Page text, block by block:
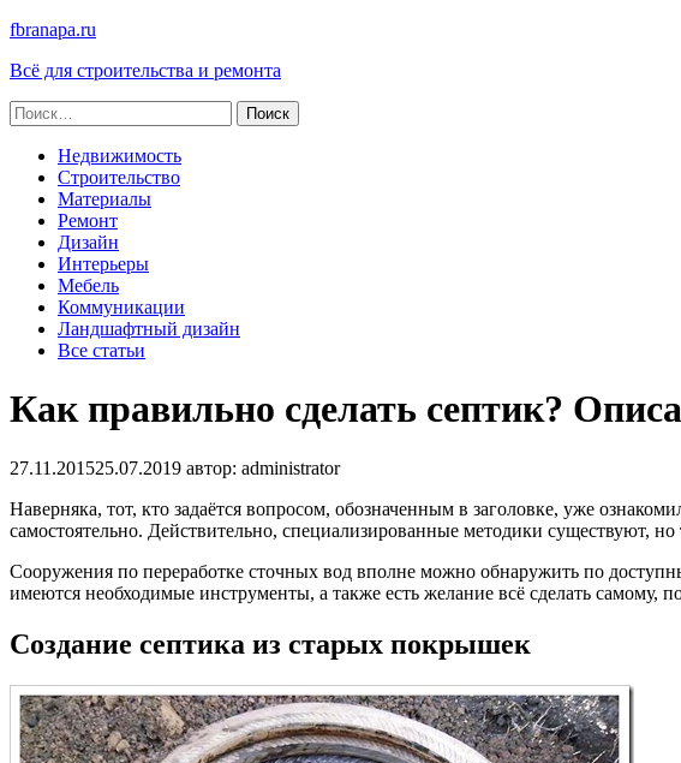
fbranapa.ru
Всё для строительства и ремонта
Найти:
Недвижимость
Строительство
Материалы
Ремонт
Дизайн
Интерьеры
Мебель
Коммуникации
Ландшафтный дизайн
Все статьи
Как правильно сделать септик?
27.11.201525.07.2019 автор: administrator
Наверняка, тот, кто задаётся вопросом, обозначенным в заголовке, уже
самостоятельно. Действительно, специализированные методики существуют,
Сооружения по переработке сточных вод вполне можно обнаружить по
имеются необходимые инструменты, а также есть желание всё сделать самому,
Создание септика из старых покрышек